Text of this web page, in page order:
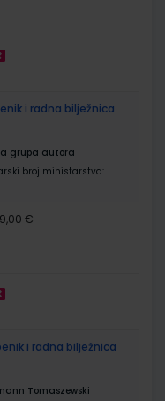
i radna bilježnica
grupa autora
broj ministarstva:
€
i radna bilježnica
Tomaszewski